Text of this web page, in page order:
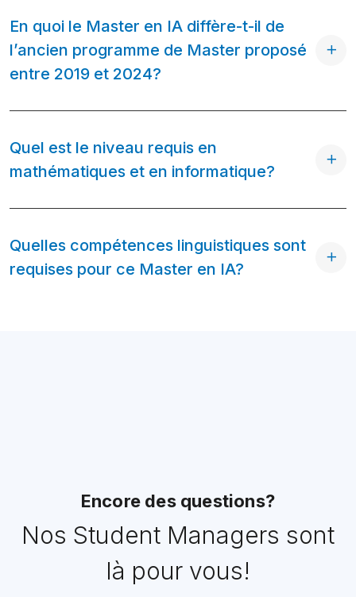
En quoi le Master en IA diffère-t-il de
l’ancien programme de Master proposé
entre 2019 et 2024?
Quel est le niveau requis en
mathématiques et en informatique?
Quelles compétences linguistiques sont
requises pour ce Master en IA?
Encore des questions?
Nos Student Managers sont
là pour vous!